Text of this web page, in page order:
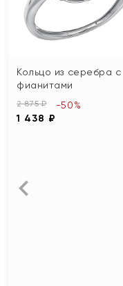
Кольцо из серебра с
фианитами
2 875 ₽
1 438 ₽
-50%